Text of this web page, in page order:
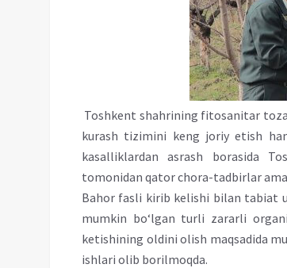
Toshkent shahrining fitosanitar
kurash tizimini keng joriy etish
kasalliklardan asrash borasida
tomonidan qator chora-tadbirlar
Bahor fasli kirib kelishi bilan tabiat
mumkin bo‘lgan turli zararli
ketishining oldini olish maqsadida
ishlari olib borilmoqda.